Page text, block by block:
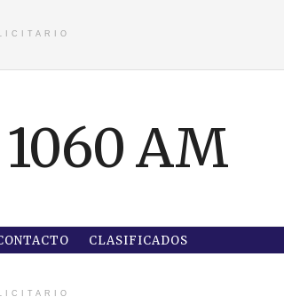
CLASIFICADOS